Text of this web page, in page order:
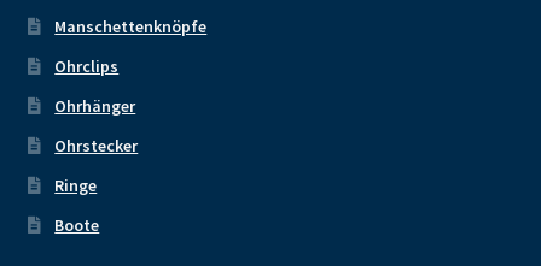
Manschettenknöpfe
Ohrclips
Ohrhänger
Ohrstecker
Ringe
Boote